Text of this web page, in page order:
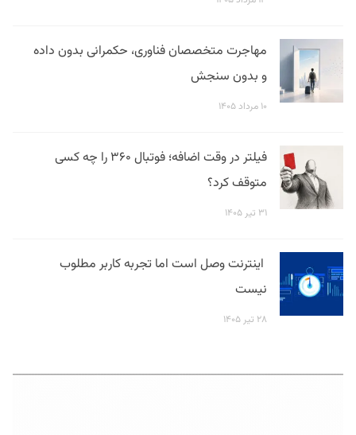
مهاجرت متخصصان فناوری، حکمرانی بدون داده
و بدون سنجش
۱۰ مرداد ۱۴۰۵
فیلتر در وقت اضافه؛ فوتبال ۳۶۰ را چه کسی
متوقف کرد؟
۳۱ تیر ۱۴۰۵
اینترنت وصل است اما تجربه کاربر مطلوب
نیست
۲۸ تیر ۱۴۰۵